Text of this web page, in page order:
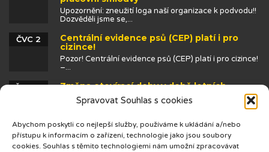
Spravovat Souhlas s cookies
Abychom poskytli co nejlepší služby, používáme k ukládání a/nebo
přístupu k informacím o zařízení, technologie jako jsou soubory
cookies. Souhlas s těmito technologiemi nám umožní zpracovávat
Upozornění: zneužití loga naší organizace k podvodu!!
Dozvěděli jsme se,...
Centrální evidence psů (CEP) platí i pro
cizince!
ČVC 2
Pozor! Centrální evidence psů (CEP) platí i pro cizince!
–...
Změna otevírací doby v době letních
prázdnin
ČVN 25